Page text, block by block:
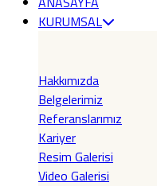
KURUMSAL
Hakkımızda
Belgelerimiz
Referanslarımız
Kariyer
Resim Galerisi
Video Galerisi